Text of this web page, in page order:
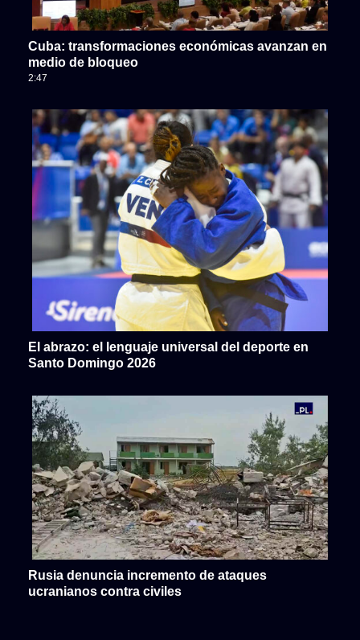
Cuba: transformaciones económicas avanzan en
medio de bloqueo
2:47
El abrazo: el lenguaje universal del deporte en
Santo Domingo 2026
Rusia denuncia incremento de ataques
ucranianos contra civiles